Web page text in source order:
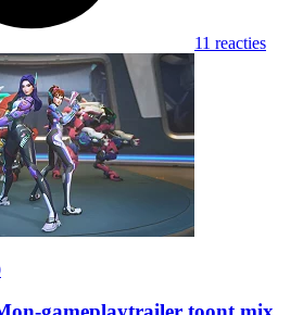
11 reacties